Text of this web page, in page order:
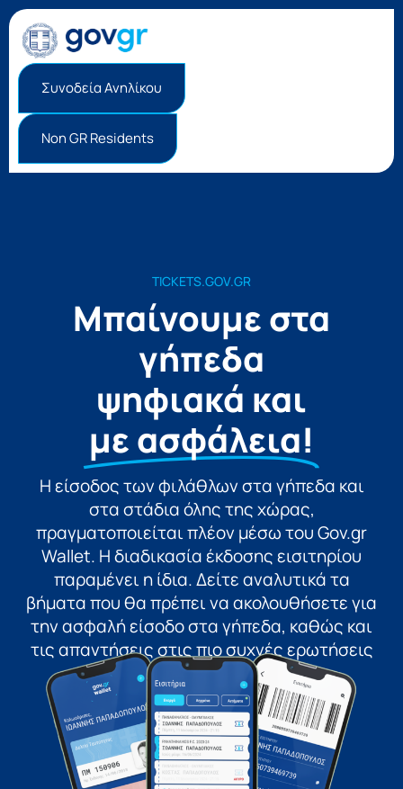
Συνοδεία Ανηλίκου
Non GR Residents
TICKETS.GOV.GR
Μπαίνουμε στα
γήπεδα
ψηφιακά και
με ασφάλεια!
Η είσοδος των φιλάθλων στα γήπεδα και
στα στάδια όλης της χώρας,
πραγματοποιείται πλέον μέσω του Gov.gr
Wallet. Η διαδικασία έκδοσης εισιτηρίου
παραμένει η ίδια. Δείτε αναλυτικά τα
βήματα που θα πρέπει να ακολουθήσετε για
την ασφαλή είσοδο στα γήπεδα, καθώς και
τις απαντήσεις στις πιο συχνές ερωτήσεις